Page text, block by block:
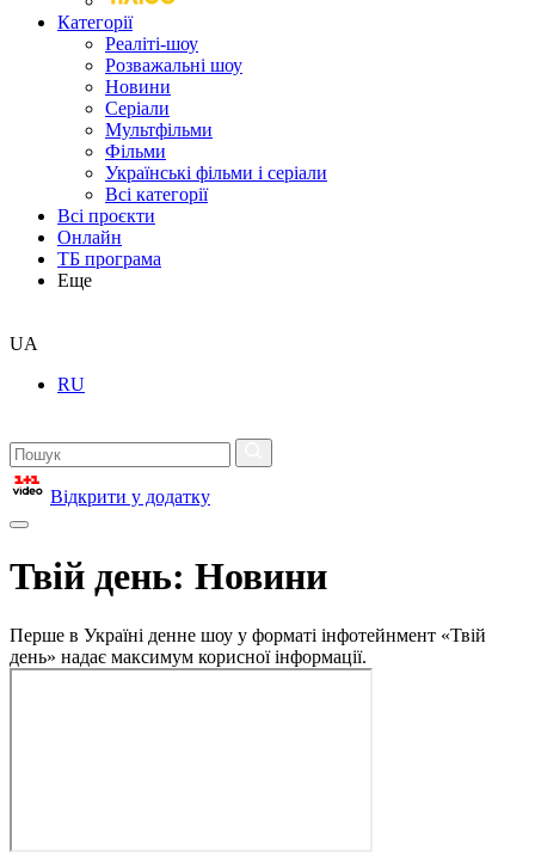
Категорії
Реаліті-шоу
Розважальні шоу
Новини
Серіали
Мультфільми
Фільми
Українські фільми і серіали
Всі категорії
Всі проєкти
Онлайн
ТБ програма
Еще
UA
RU
Відкрити у додатку
Твій день: Новини
Перше в Україні денне шоу у форматі інфотейнмент «Твій
день» надає максимум корисної інформації.